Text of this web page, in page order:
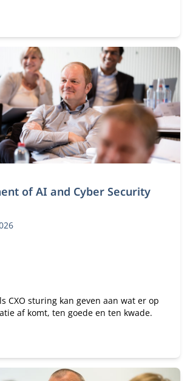
of AI and Cyber Security
CXO sturing kan geven aan wat er op
af komt, ten goede en ten kwade.